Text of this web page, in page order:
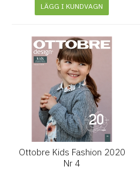
LÄGG I KUNDVAGN
Ottobre Kids Fashion 2020
Nr 4